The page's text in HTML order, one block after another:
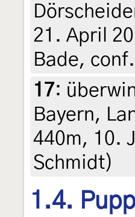
21. April
Bade,
17:
Bayern,
440m, 10.
Schmidt)
1.4.